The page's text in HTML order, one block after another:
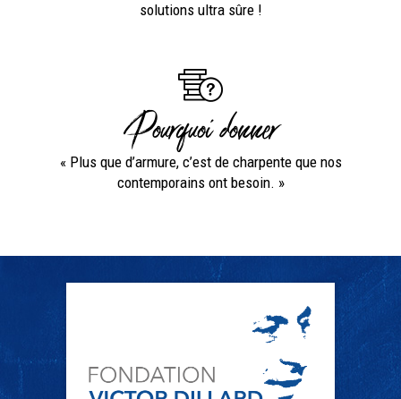
solutions ultra sûre !
Pourquoi donner
« Plus que d’armure, c’est de charpente que nos
contemporains ont besoin. »